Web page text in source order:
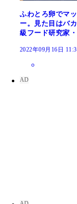
ふわとろ卵でマ
ー。見た目はバ
級フード研究家
2022年09月16日